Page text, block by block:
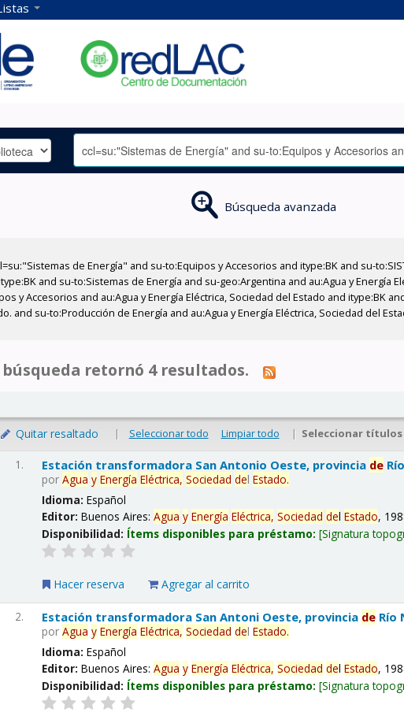
Búsqueda avanzada
de Energía" and su-to:Equipos y Accesorios and itype:BK and su-
and su-to:Sistemas de Energía and su-geo:Argentina and au:Agua y Energía
y Accesorios and au:Agua y Energía Eléctrica, Sociedad del Estado and itype:BK
and su-to:Producción de Energía and au:Agua y Energía Eléctrica, Sociedad del
búsqueda retornó 4 resultados.
Quitar resaltado | Seleccionar todo Limpiar todo | Seleccionar títulos
1. Estación transformadora San Antonio Oeste, provincia de
porAgua y Energía Eléctrica, Sociedad delEstado.
Idioma:Español
Editor:Buenos Aires:Agua y Energía Eléctrica, Sociedad delEstado,
Disponibilidad: Ítems disponibles para préstamo: Signatura
Hacer reserva Agregar al carrito
2. Estación transformadora San Antoni Oeste, provincia de Río
porAgua y Energía Eléctrica, Sociedad delEstado.
Idioma:Español
Editor:Buenos Aires:Agua y Energía Eléctrica, Sociedad delEstado,
Disponibilidad: Ítems disponibles para préstamo: Signatura